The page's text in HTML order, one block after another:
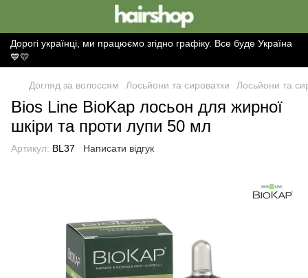
Дорогі українці, ми працюємо згідно графіку. Все буде Україна
💙💛
Догляд за волоссям Лосьйони та сироватки Лосьйони та
Bios Line BioKap лосьон для жирної
шкіри та проти лупи 50 мл
Артикул: BL37 Написати відгук